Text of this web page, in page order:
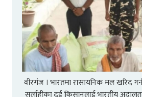
वीरगंज । भारतमा रासायनिक मल खरिद